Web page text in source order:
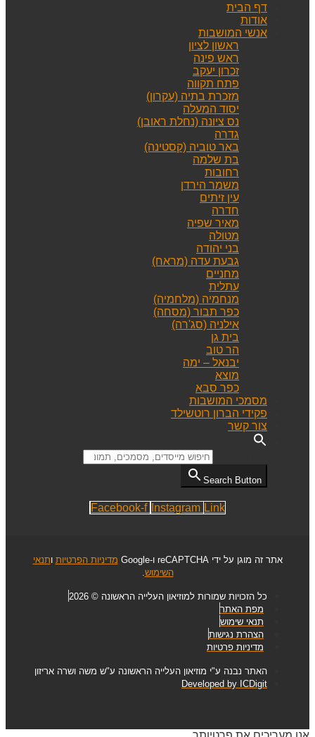
דף הבית
אודות
אנשי המושבות
ראשון לציון
ראש פינה
זכרון יעקב
פתח תקווה
מזכרת בתיה (עקרון)
יסוד המעלה
נס ציונה (נחלת ראובן)
גדרה
באר טוביה (קסטינה)
בת שלמה
רחובות
משמר הירדן
עין זיתים
חדרה
מאיר שפיה
מטולה
בני יהודה
גבעת עדה (מראח)
מחניים
עתלית
מנחמיה (מלחמיה)
כפר תבור (מסחה)
אילניה (סג'רה)
בית גן
הר טוב
יבנאל – ימה
מוצא
כפר סבא
מסמכי המושבות
פקידי הברון רוטשילד
צור קשר
Search Button
Facebook-f Instagram Link
אתר זה מוגן על ידי reCAPTCHA ו-Google מדיניות הפרטיות ותנאי
השימוש
כל הזכויות שמורות למוזיאון העלייה הראשונה © 2026
מפת האתר
תנאי שימוש
הצהרת נגישות
מדיניות פרטיות
האתר נבנה ע"י מוזיאון העלייה הראשונה ע"ש משה ושרה אריזון
Developed by ICDigit